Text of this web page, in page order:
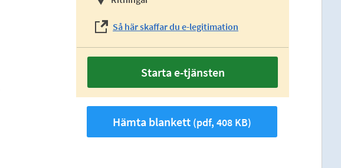
Så här skaffar du e-legitimation
Starta e-tjänsten
Hämta blankett (pdf, 408 KB)